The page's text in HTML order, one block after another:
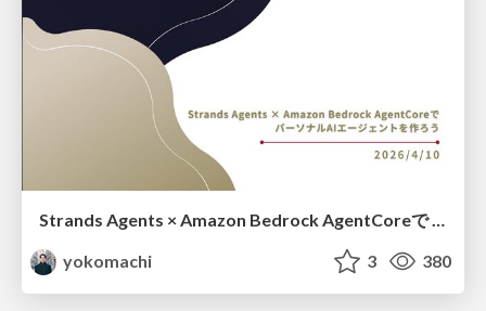
Strands Agents × Amazon Bedrock AgentCoreで パーソナルAIエージェントを作ろう
yokomachi
3 380